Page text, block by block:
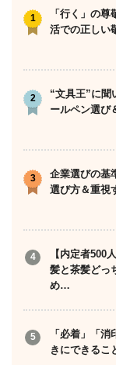
「行く」の
活での正しい
“文具王”に聞
ールペン選び
企業選びの基
選び方＆重視
【内定者500
髪と茶髪どっ
め…
「必着」「
きにできるこ